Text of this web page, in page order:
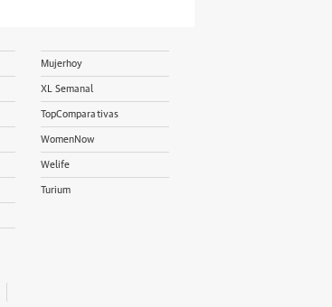
Mujerhoy
XL Semanal
TopComparativas
WomenNow
Welife
Turium